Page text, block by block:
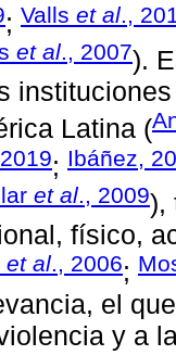
; Valls et al .,
et al., 2007).
Latina (
; Ibáñez,
et al., 2009),
físico,
et al., 2006;
el
y a